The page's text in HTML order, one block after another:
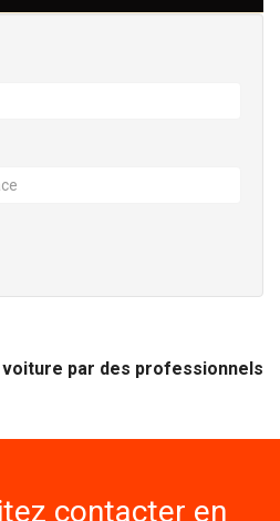
par des professionnels
contacter en